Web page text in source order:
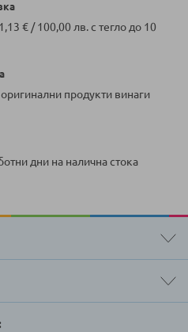
€ / 100,00 лв. с тегло до 10
продукти винаги
дни на налична стока